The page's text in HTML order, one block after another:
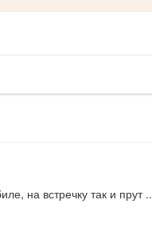
на встречку так и прут